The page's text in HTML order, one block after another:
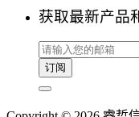
获取最新产品